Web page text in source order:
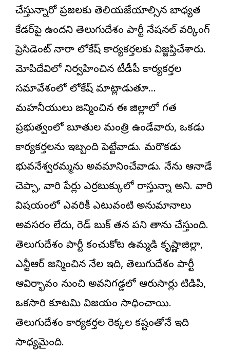
చేస్తున్నారో ప్ర‌జ‌ల‌కు తెలియ‌జేయాల్సిన బాధ్య‌త
కేడ‌ర్‌పై ఉంద‌ని తెలుగుదేశం పార్టీ నేషనల్ వర్కింగ్
ప్రెసిడెంట్ నారా లోకేష్ కార్యకర్తలకు విజ్జప్తిచేశారు.
మోపిదేవిలో నిర్వహించిన టీడీపీ కార్యకర్తల
సమావేశంలో లోకేష్ మాట్లాడుతూ…
మహనీయులు జన్మించిన ఈ జిల్లాలో గత
ప్రభుత్వంలో బూతుల మంత్రి ఉండేవారు, ఒకడు
కార్యకర్తలను ఇబ్బంది పెట్టేవాడు. మరొకడు
భువనేశ్వరమ్మను అవమానించేవాడు. నేను ఆనాడే
చెప్పా, వారి పేర్లు ఎర్రబుక్కులో రాస్తున్నా అని. వారి
విషయంలో ఎవరికీ ఎటువంటి అనుమానాలు
అవసరం లేదు, రెడ్ బుక్ తన పని తాను చేస్తుంది.
తెలుగుదేశం పార్టీ కంచుకోట ఉమ్మడి కృష్ణాజిల్లా,
ఎన్టీఆర్ జన్మించిన నేల ఇది, తెలుగుదేశం పార్టీ
ఆవిర్భావం నుంచి అవ‌నిగ‌డ్డ‌లో ఆరుసార్లు టిడిపి,
ఒకసారి కూటమి విజయం సాధించాయి.
తెలుగుదేశం కార్యకర్తల రెక్కల కష్టంతోనే ఇది
సాధ్యమైంది.